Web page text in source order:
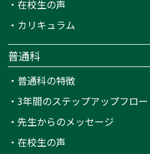
・在校生の声
・ カリキュラム
普通科
・ 普通科の特徴
・3年間のステップアップフロー
・先生からのメッセージ
・在校生の声